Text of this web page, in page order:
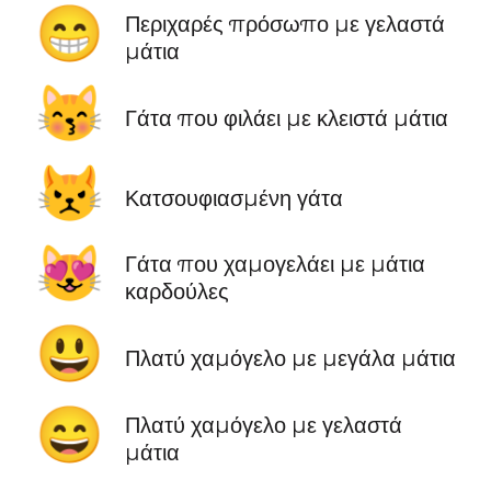
😁
Περιχαρές πρόσωπο με γελαστά
μάτια
😽 Γάτα που φιλάει με κλειστά μάτια
😾 Κατσουφιασμένη γάτα
😻
Γάτα που χαμογελάει με μάτια
καρδούλες
😃 Πλατύ χαμόγελο με μεγάλα μάτια
😄
Πλατύ χαμόγελο με γελαστά
μάτια